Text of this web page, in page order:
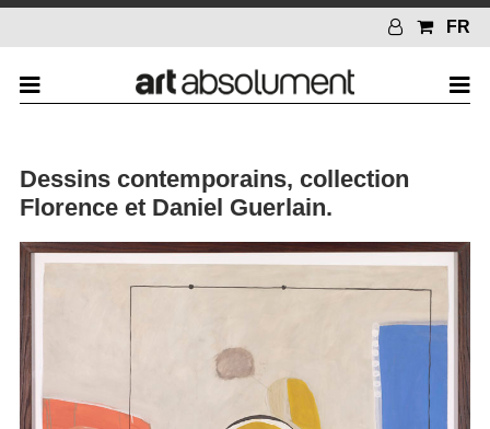
FR
Dessins contemporains, collection
Florence et Daniel Guerlain.